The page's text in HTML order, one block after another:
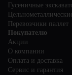
Гусеничные
Перевозчики паллет
Покупателю
Акции
О компании
Оплата и доставка
Сервис и гарантия